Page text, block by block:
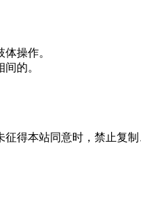
操作。
的。
得本站同意时，禁止复